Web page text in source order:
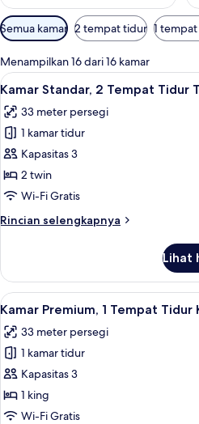
Filter
tersedia
untuk
kamar
Semua kamar 2 tempat tidur 1
Menampilkan 16 dari 16 kamar
Lihat
semua
foto
untuk
Kamar
Standar,
2
Tidur
4
Kamar Standar, 2 Tempat Tidur
33 meter persegi
1 kamar tidur
Kapasitas 3
2 twin
Wi-Fi Gratis
Rincian selengkapnya
Rincian
Kamar
Standar,
2
Tidur
Twin
Lihat
Lihat
semua
foto
untuk
Kamar
Premium,
1
6
Kamar Premium, 1 Tempat Tidur
33 meter persegi
1 kamar tidur
Kapasitas 3
1 king
Wi-Fi Gratis